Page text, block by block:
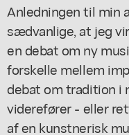
Anledningen til min
sædvanlige, at jeg
en debat om ny
forskelle mellem
debat om tradition i
viderefører - eller
af en kunstnerisk